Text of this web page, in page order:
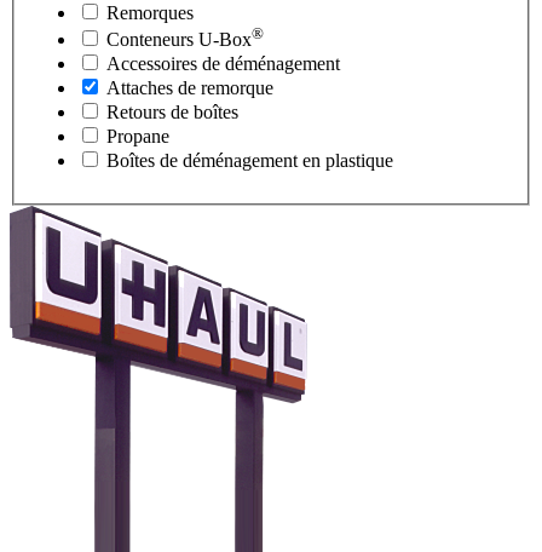
Remorques
Conteneurs U-Box®
Accessoires de déménagement
Attaches de remorque
Retours de boîtes
Propane
Boîtes de déménagement en plastique